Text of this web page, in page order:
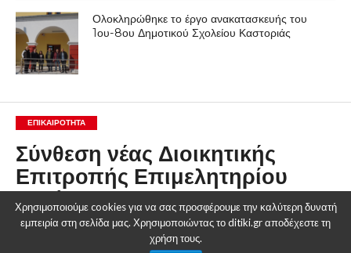
Ολοκληρώθηκε το έργο ανακατασκευής του
1ου-8ου Δημοτικού Σχολείου Καστοριάς
ΕΠΙΚΑΙΡΟΤΗΤΑ
Σύνθεση νέας Διοικητικής
Επιτροπής Επιμελητηρίου
Κοζάνης
Δυτική Μακεδονία
Χρησιμοποιούμε cookies για να σας προσφέρουμε την καλύτερη δυνατή
εμπειρία στη σελίδα μας. Χρησιμοποιώντας το ditiki.gr αποδέχεστε τη
χρήση τους.